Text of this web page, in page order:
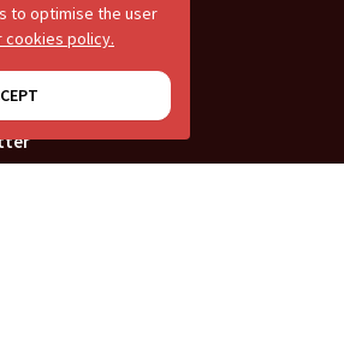
to optimise the user
cookies policy.